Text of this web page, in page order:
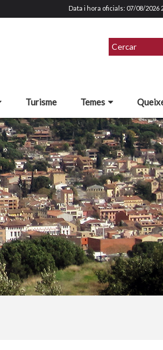
Data i hora oficials: 07/08/2026
Turisme Temes